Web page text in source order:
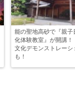
能の聖地高砂で『親子
化体験教室』が開講！
文化デモンストレーシ
も！